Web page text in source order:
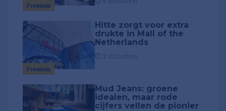
Premium
Premium
Hitte zorgt voor extra
drukte in Mall of the
Netherlands
Mud Jeans: groene
idealen, maar rode
cijfers vellen de pionier